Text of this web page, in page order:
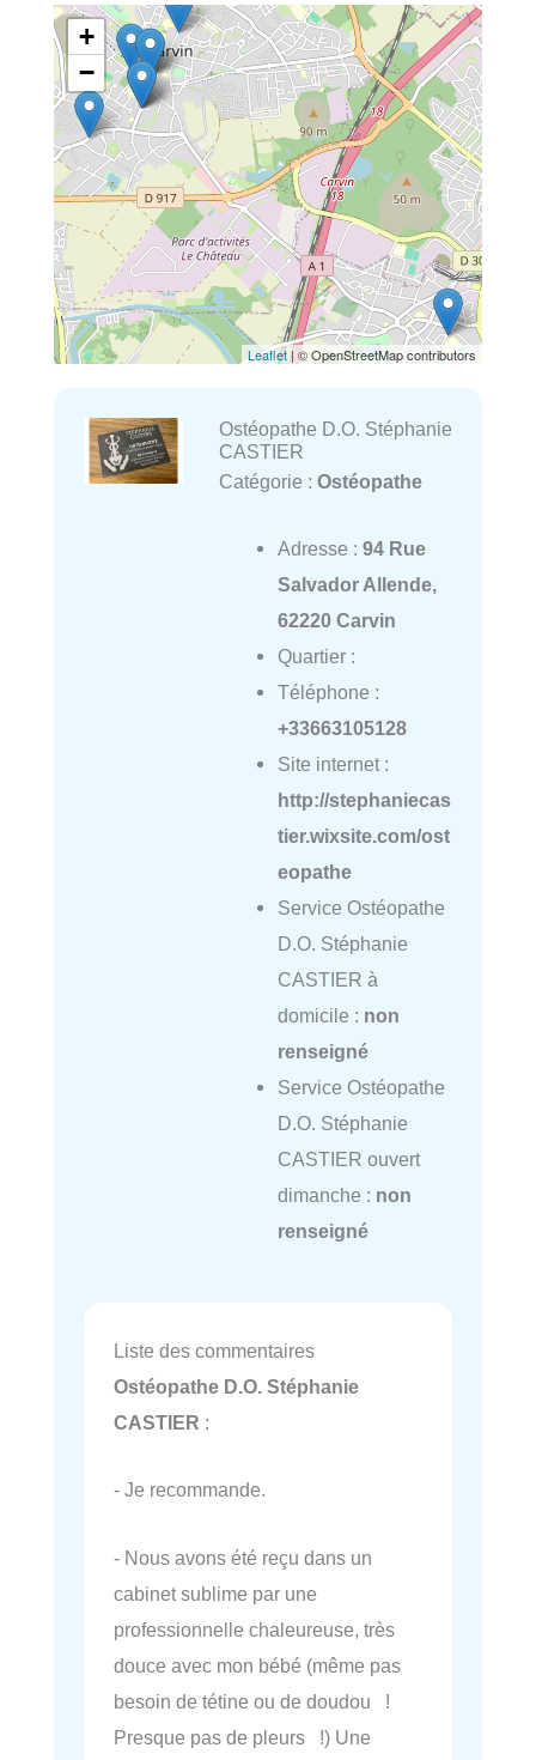
+
−
Leaflet| © OpenStreetMap contributors
Ostéopathe D.O. Stéphanie
CASTIER
Catégorie : Ostéopathe
Adresse : 94 Rue
Salvador Allende,
62220 Carvin
Quartier :
Téléphone :
+33663105128
Site internet :
http://stephaniecas
tier.wixsite.com/ost
eopathe
Service Ostéopathe
D.O. Stéphanie
CASTIER à
domicile : non
renseigné
Service Ostéopathe
D.O. Stéphanie
CASTIER ouvert
dimanche : non
renseigné
Liste des commentaires
Ostéopathe D.O. Stéphanie
CASTIER :
- Je recommande.
- Nous avons été reçu dans un
cabinet sublime par une
professionnelle chaleureuse, très
douce avec mon bébé (même pas
besoin de tétine ou de doudou !
Presque pas de pleurs !) Une